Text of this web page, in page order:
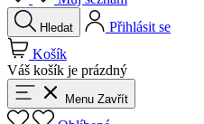
Hledat
Přihlásit se
Košík
Váš košík je prázdný
Menu Zavřít